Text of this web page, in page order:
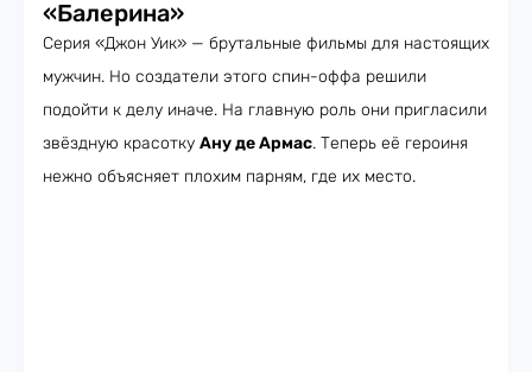
«Балерина»
Серия «Джон Уик» — брутальные фильмы для настоящих
мужчин. Но создатели этого спин-оффа решили
подойти к делу иначе. На главную роль они пригласили
звёздную красотку Ану де Армас. Теперь её героиня
нежно объясняет плохим парням, где их место.